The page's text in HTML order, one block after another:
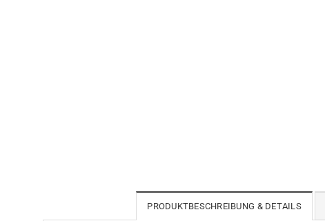
PRODUKTBESCHREIBUNG & DETAILS